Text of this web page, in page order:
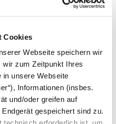
Cookies
Webseite speichern wir
zum Zeitpunkt Ihres
in unsere Webseite
Informationen (insbes.
und/oder greifen auf
gespeichert sind zu.